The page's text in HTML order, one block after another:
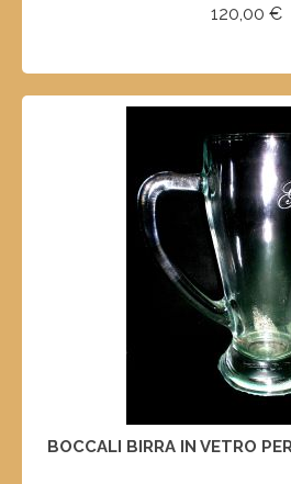
120,00 €
BOCCALI BIRRA IN VETRO